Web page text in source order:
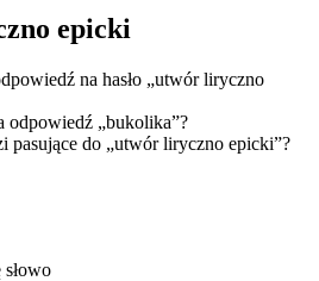
epicki
na hasło „utwór liryczno
odpowiedź „bukolika”?
pasujące do „utwór liryczno epicki”?